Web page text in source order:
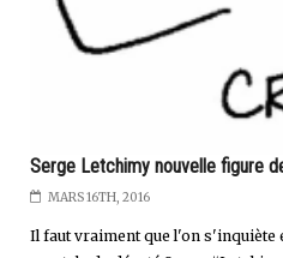
Serge Letchimy nouvelle figure
MARS 16TH, 2016
Il faut vraiment que l'on s'inquiète